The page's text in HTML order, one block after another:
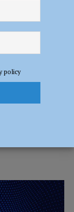
alle giovani
CVSP:
policy